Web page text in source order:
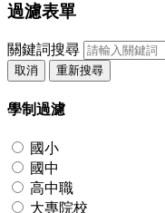
過濾表單
關鍵詞搜尋
取消 重新搜尋
學制過濾
國小
國中
高中職
大專院校